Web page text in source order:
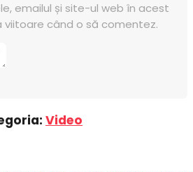
emailul și site-ul web în acest
când o să comentez.
Video